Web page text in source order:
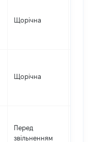
Щорічна
Щорічна
Перед
звільненням